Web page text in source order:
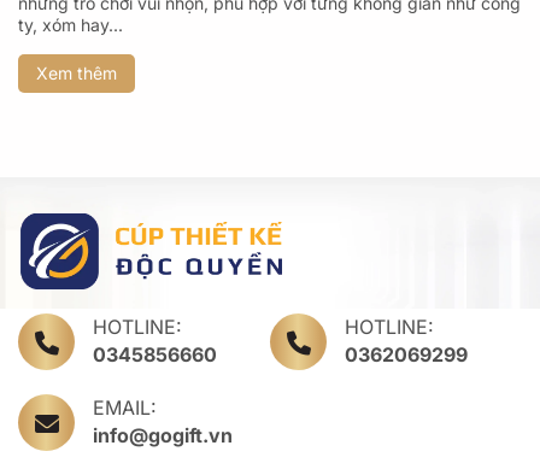
ty, xóm hay...
Xem thêm
HOTLINE:
0345856660
HOTLINE:
0362069299
EMAIL:
info@gogift.vn